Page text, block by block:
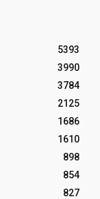
5393
3990
3784
2125
1686
1610
898
854
827